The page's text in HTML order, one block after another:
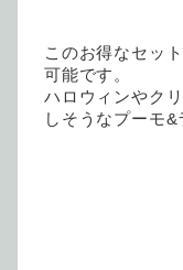
このお得なセッ
可能です。
ハロウィンやク
しそうなプーモ&